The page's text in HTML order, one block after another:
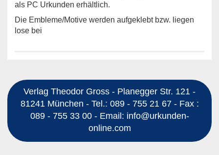
als PC Urkunden erhältlich.
Die Embleme/Motive werden aufgeklebt bzw. liegen
lose bei
Verlag Theodor Gross - Planegger Str. 121 -
81241 München - Tel.: 089 - 755 21 67 - Fax :
089 - 755 33 00 - Email: info@urkunden-
online.com